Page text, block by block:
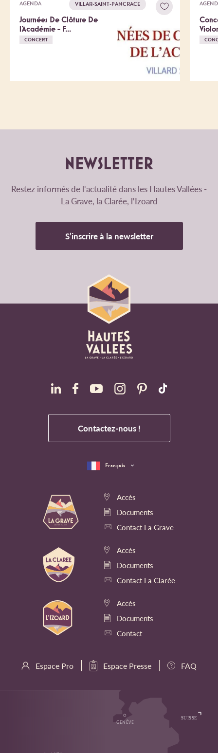
AGENDA VILLAR-SAINT-PANCRACE
Journées De Clôture De
l'Académie - F...
CONCERT
NEWSLETTER
Restez informés de l'actualité dans les Hautes Vallées -
La Grave, la Clarée, l'Izoard
S’inscrire à la newsletter
Contactez-nous !
Accès
Documents
Contact La Grave
Accès
Documents
Contact La Clarée
Accès
Documents
Contact
Espace Pro Espace Presse FAQ
Français